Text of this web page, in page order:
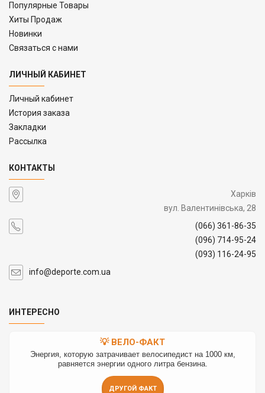
Популярные Товары
Хиты Продаж
Новинки
Связаться с нами
ЛИЧНЫЙ КАБИНЕТ
Личный кабинет
История заказа
Закладки
Рассылка
КОНТАКТЫ
Харків
вул. Валентинівська, 28
(066) 361-86-35
(096) 714-95-24
(093) 116-24-95
info@deporte.com.ua
ИНТЕРЕСНО
💡 ВЕЛО-ФАКТ
Энергия, которую затрачивает велосипедист на 1000 км,
равняется энергии одного литра бензина.
ДРУГОЙ ФАКТ